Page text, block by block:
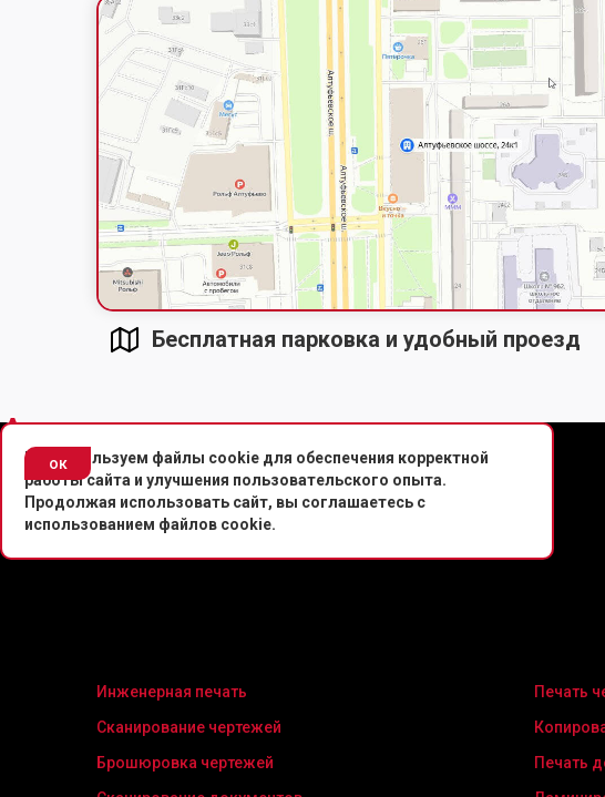
Бесплатная парковка и удобный проезд
ок
Мы используем файлы cookie для обеспечения корректной
работы сайта и улучшения пользовательского опыта.
Продолжая использовать сайт, вы соглашаетесь с
использованием файлов cookie.
^
^ © Копировальный центр «Копировальня» 2013-
Инженерная печать Печать
Сканирование чертежей
Брошюровка чертежей
Печать